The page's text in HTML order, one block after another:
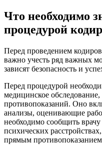
Что необходимо
процедурой
Перед проведением
важно учесть ряд важных
зависят безопасность и
Перед процедурой
медицинское
противопоказаний. Оно
анализы, оценивающие
необходимо сообщить
психических
прямым